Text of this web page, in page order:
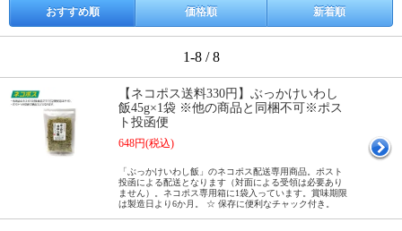
おすすめ順 価格順 新着順
1-8 / 8
【ネコポス送料330円】ぶっかけいわし
飯45g×1袋 ※他の商品と同梱不可※ポス
ト投函便
648円(税込)
「ぶっかけいわし飯」のネコポス配送専用商品。ポスト
投函による配送となります（対面による受領は必要あり
ません）。ネコポス専用箱に1袋入っています。賞味期限
は製造日より6か月。 ☆ 保存に便利なチャック付き。